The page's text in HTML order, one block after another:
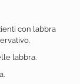
con labbra
labbra.